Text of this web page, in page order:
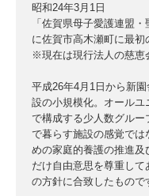
昭和24年3月1日
「佐賀県母子愛護連盟
に佐賀市高木瀬町に最初
※現在は現行法人の慈恵
平成26年4月1日から新
設の小規模化。オールユ
で構成する少人数グルー
で暮らす施設の感覚で
めの家庭的養護の推進
だけ自由意思を尊重し
の方針に合致したもので